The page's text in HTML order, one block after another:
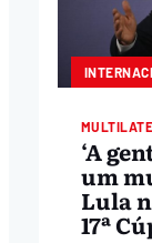
‘A
um
Lula
17ª